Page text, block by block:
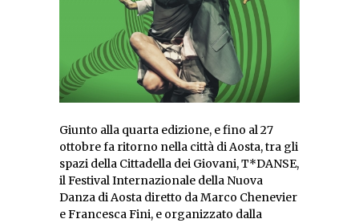
Giunto alla quarta edizione, e fino al 27
ottobre fa ritorno nella città di Aosta, tra gli
spazi della Cittadella dei Giovani, T*DANSE,
il Festival Internazionale della Nuova
Danza di Aosta diretto da Marco Chenevier
e Francesca Fini, e organizzato dalla